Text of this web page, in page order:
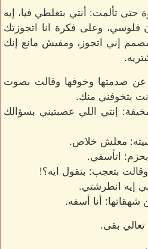
حتى تألمت: أنتي بتغلطي فيا، إيه
فلوسي، وعلى فكرة انا اتجوزتك
إني اتجوز، ومفيش مانع إنك
عن صدمتها وخوفها وقالت بصوت
بتخوفني منك.
إنتي اللي عصبتيني بسؤالك
معلش خلاص.
اتأسفي.
بتعجب: بتقول ايه؟!
إيه انطرشتي.
شهقاتها: أنا أسفه.
تعالي بقى.